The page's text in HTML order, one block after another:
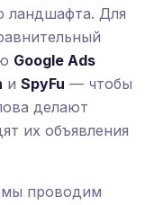
ландшафта. Для
Google Ads
и SpyFu — чтобы
делают
их объявления
проводим